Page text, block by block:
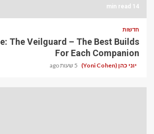
14 min read
חדשות
The Veilguard – The Best Builds
For Each Companion
יוני כהן (Yoni Cohen) 5 שעות ago